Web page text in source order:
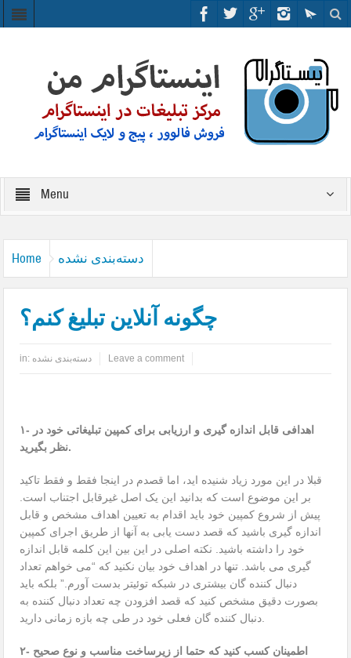
Menu
Home دسته‌بندی نشده
چگونه آنلاین تبلیغ کنم؟
in: دسته‌بندی نشده Leave a comment
۱- اهدافی قابل اندازه گیری و ارزیابی برای کمپین تبلیغاتی خود در
نظر بگیرید.
قبلا در این مورد زیاد شنیده اید، اما قصدم در اینجا فقط و فقط تاکید
بر این موضوع است که بدانید این یک اصل غیرقابل اجتناب است.
پیش از شروع کمپین خود باید اقدام به تعیین اهداف مشخص و قابل
اندازه گیری باشید که قصد دست یابی به آنها از طریق اجرای کمپین
خود را داشته باشید. نکته اصلی در این بین این کلمه قابل اندازه
گیری می باشد. تنها در اهداف خود بیان نکنید که “می خواهم تعداد
دنبال کننده گان بیشتری در شبکه توئیتر بدست آورم.” بلکه باید
بصورت دقیق مشخص کنید که قصد افزودن چه تعداد دنبال کننده به
۲- اطمینان کسب کنید که حتما از زیرساخت مناسب و نوع صحیح